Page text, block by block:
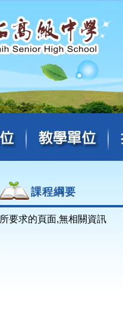
課程綱要
所要求的頁面,無相關資訊